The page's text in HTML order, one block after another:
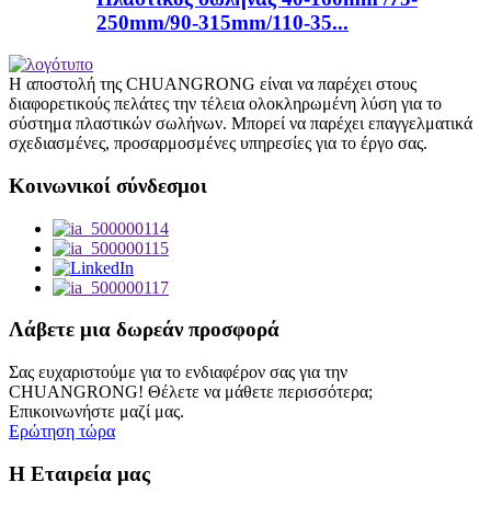
250mm/90-315mm/110-35...
Η αποστολή της CHUANGRONG είναι να παρέχει στους
διαφορετικούς πελάτες την τέλεια ολοκληρωμένη λύση για το
σύστημα πλαστικών σωλήνων. Μπορεί να παρέχει επαγγελματικά
σχεδιασμένες, προσαρμοσμένες υπηρεσίες για το έργο σας.
Κοινωνικοί σύνδεσμοι
Λάβετε μια δωρεάν προσφορά
Σας ευχαριστούμε για το ενδιαφέρον σας για την
CHUANGRONG! Θέλετε να μάθετε περισσότερα;
Επικοινωνήστε μαζί μας.
Ερώτηση τώρα
Η Εταιρεία μας